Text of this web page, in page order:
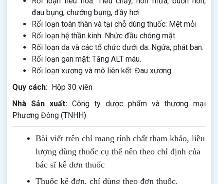
đau bụng, chướng bụng, đầy hơi
Rối loạn toàn thân và tại chỗ dùng thuốc: Mệt mỏi
Rối loạn hệ thần kinh: Nhức đầu chóng mặt.
Rối loạn da và các tổ chức dưới da: Ngứa, phát ban.
Rối loạn gan mật: Tăng ALT máu.
Rối loạn xương và mô liên kết: Đau xương.
Quy cách: Hộp 30 viên
Nhà Sản xuất: Công ty dược phẩm và thương mại
Phương Đông (TNHH)
Bài viết trên chỉ mang tính chất tham khảo, liều
lượng dùng thuốc cụ thể nên theo chỉ định của
bác sĩ kê đơn thuốc
Thuốc kê đơn, chỉ dùng theo đơn thuốc.